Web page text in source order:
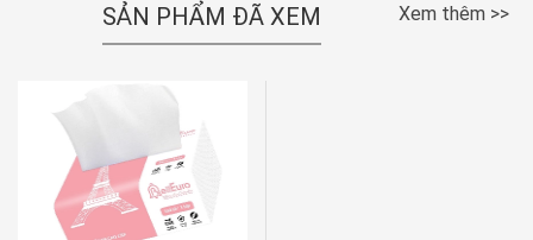
SẢN PHẨM ĐÃ XEM Xem thêm >>